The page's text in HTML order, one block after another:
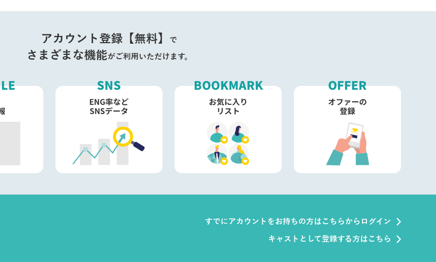
アカウント登録【無料】 で
さまざまな機能がご利用いただけます。
すでにアカウントをお持ちの方はこちらからログイン
キャストとして登録する方はこちら